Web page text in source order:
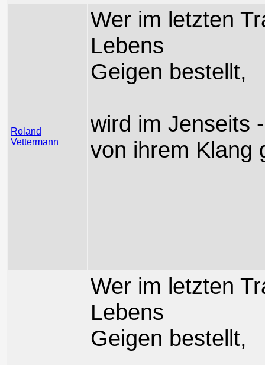
Roland
Vettermann
Wer im letzten
Lebens
Geigen bestellt,
wird im Jenseits
von ihrem Klang
Wer im letzten
Lebens
Geigen bestellt,